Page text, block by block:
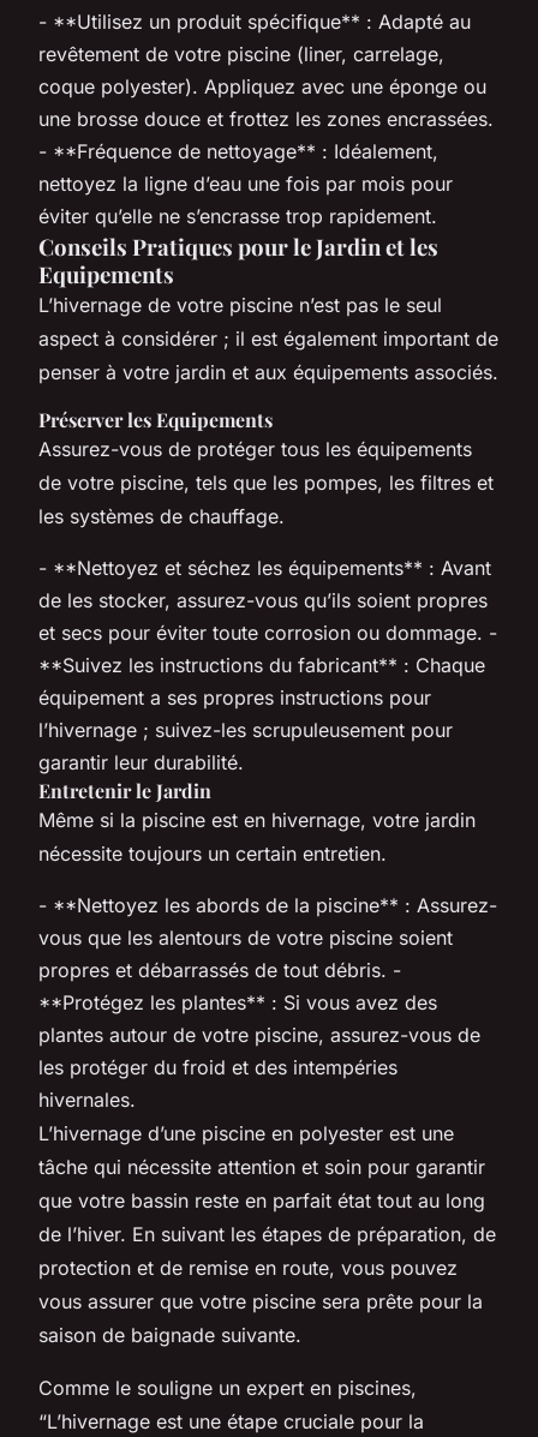
- **Utilisez un produit spécifique** : Adapté au
revêtement de votre piscine (liner, carrelage,
coque polyester). Appliquez avec une éponge ou
une brosse douce et frottez les zones encrassées.
- **Fréquence de nettoyage** : Idéalement,
nettoyez la ligne d’eau une fois par mois pour
éviter qu’elle ne s’encrasse trop rapidement.
Conseils Pratiques pour le Jardin et les
Equipements
L’hivernage de votre piscine n’est pas le seul
aspect à considérer ; il est également important de
penser à votre jardin et aux équipements associés.
Préserver les Equipements
Assurez-vous de protéger tous les équipements
de votre piscine, tels que les pompes, les filtres et
les systèmes de chauffage.
- **Nettoyez et séchez les équipements** : Avant
de les stocker, assurez-vous qu’ils soient propres
et secs pour éviter toute corrosion ou dommage. -
**Suivez les instructions du fabricant** : Chaque
équipement a ses propres instructions pour
l’hivernage ; suivez-les scrupuleusement pour
garantir leur durabilité.
Entretenir le Jardin
Même si la piscine est en hivernage, votre jardin
nécessite toujours un certain entretien.
- **Nettoyez les abords de la piscine** : Assurez-
vous que les alentours de votre piscine soient
propres et débarrassés de tout débris. -
**Protégez les plantes** : Si vous avez des
plantes autour de votre piscine, assurez-vous de
les protéger du froid et des intempéries
hivernales.
L’hivernage d’une piscine en polyester est une
tâche qui nécessite attention et soin pour garantir
que votre bassin reste en parfait état tout au long
de l’hiver. En suivant les étapes de préparation, de
protection et de remise en route, vous pouvez
vous assurer que votre piscine sera prête pour la
saison de baignade suivante.
Comme le souligne un expert en piscines,
“L’hivernage est une étape cruciale pour la